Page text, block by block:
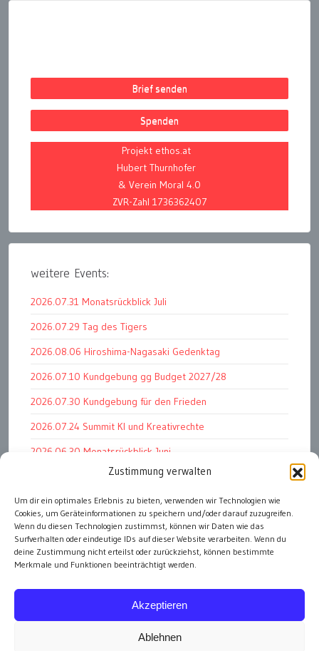
Zustimmung verwalten
Um dir ein optimales Erlebnis zu bieten, verwenden wir Technologien wie
Cookies, um Geräteinformationen zu speichern und/oder darauf zuzugreifen.
Wenn du diesen Technologien zustimmst, können wir Daten wie das
Surfverhalten oder eindeutige IDs auf dieser Website verarbeiten. Wenn du
deine Zustimmung nicht erteilst oder zurückziehst, können bestimmte
Merkmale und Funktionen beeinträchtigt werden.
Akzeptieren
Ablehnen
Brief senden
Spenden
Projekt ethos.at
Hubert Thurnhofer
& Verein Moral 4.0
ZVR-Zahl 1736362407
weitere Events:
2026.07.31 Monatsrückblick Juli
2026.07.29 Tag des Tigers
2026.08.06 Hiroshima-Nagasaki Gedenktag
2026.07.10 Kundgebung gg Budget 2027/28
2026.07.30 Kundgebung für den Frieden
2026.07.24 Summit KI und Kreativrechte
2026.06.30 Monatsrückblick Juni
2026.07.11 Worauf es letztlich ankommt
2026.07.01 Markenwert Studie 2026
2026.07.07 Open Space im Weltmuseum
alle Events